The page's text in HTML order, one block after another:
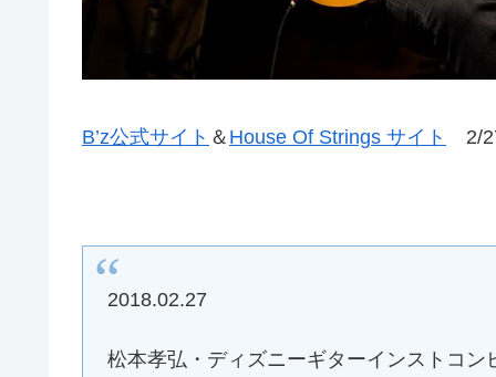
B’z公式サイト ＆ House Of Strings サイト 2/
2018.02.27
松本孝弘・ディズニーギターインストコ